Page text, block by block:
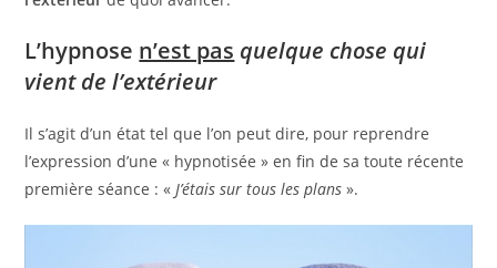
L’hypnose n’est pas quelque chose qui
vient de l’extérieur
Il s’agit d’un état tel que l’on peut dire, pour reprendre
l’expression d’une « hypnotisée » en fin de sa toute récente
première séance : «J’étais sur tous les plans ».